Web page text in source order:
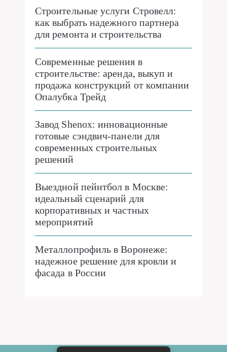
Строительные услуги Стровелл:
как выбрать надежного партнера
для ремонта и строительства
Современные решения в
строительстве: аренда, выкуп и
продажа конструкций от компании
Опалубка Трейд
Завод Shenox: инновационные
готовые сэндвич-панели для
современных строительных
решений
Выездной пейнтбол в Москве:
идеальный сценарий для
корпоративных и частных
мероприятий
Металлопрофиль в Воронеже:
надежное решение для кровли и
фасада в России